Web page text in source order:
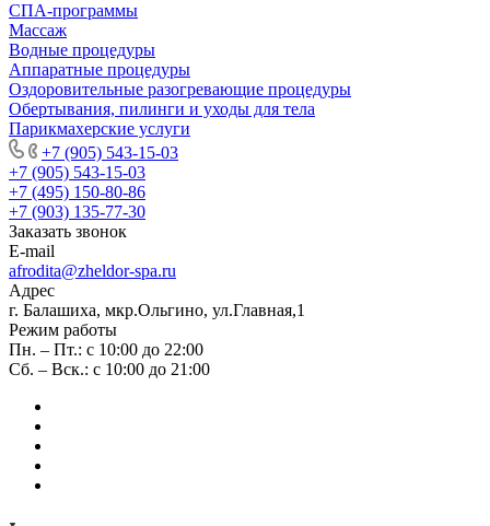
СПА-программы
Массаж
Водные процедуры
Аппаратные процедуры
Оздоровительные разогревающие процедуры
Обертывания, пилинги и уходы для тела
Парикмахерские услуги
+7 (905) 543-15-03
+7 (905) 543-15-03
+7 (495) 150-80-86
+7 (903) 135-77-30
Заказать звонок
E-mail
afrodita@zheldor-spa.ru
Адрес
г. Балашиха, мкр.Ольгино, ул.Главная,1
Режим работы
Пн. – Пт.: с 10:00 до 22:00
Сб. – Вск.: с 10:00 до 21:00